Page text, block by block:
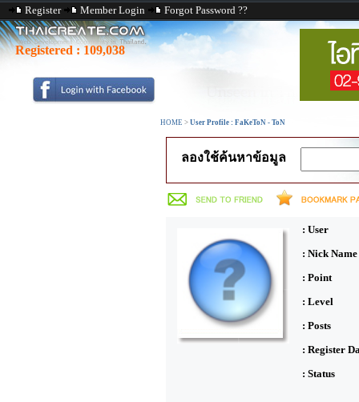
Register Member Login Forgot Password ??
Registered : 109,038
HOME > User Profile : FaKeToN - ToN
ลองใช้ค้นหาข้อมูล
: User
: Nick Name
: Point
: Level
: Posts
: Register
: Status